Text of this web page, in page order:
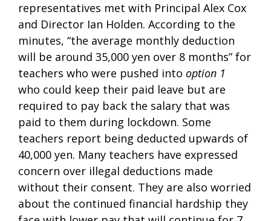
representatives met with Principal Alex Cox
and Director Ian Holden. According to the
minutes, “the average monthly deduction
will be around 35,000 yen over 8 months” for
teachers who were pushed into option 1
who could keep their paid leave but are
required to pay back the salary that was
paid to them during lockdown. Some
teachers report being deducted upwards of
40,000 yen. Many teachers have expressed
concern over illegal deductions made
without their consent. They are also worried
about the continued financial hardship they